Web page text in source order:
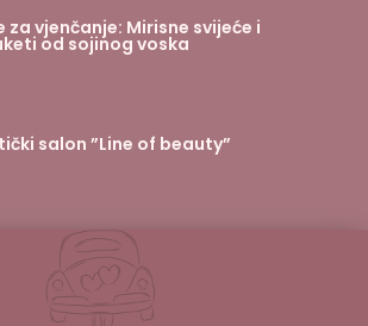
za vjenčanje: Mirisne svijeće i
od sojinog voska
salon ”Line of beauty”